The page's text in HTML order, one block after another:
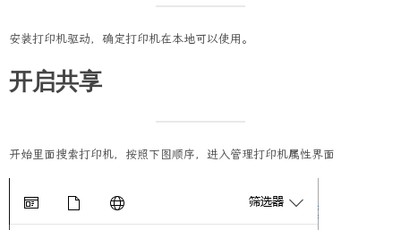
安装打印机驱动，确定打印机在本地可以使用。
开启共享
开始里面搜索打印机，按照下图顺序，进入管理打印机属性界面